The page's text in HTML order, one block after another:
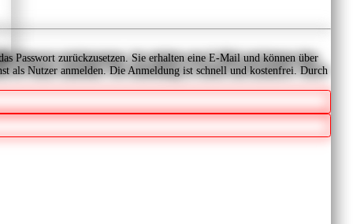
Passwort zurückzusetzen. Sie erhalten eine E-Mail und können über
als Nutzer anmelden. Die Anmeldung ist schnell und kostenfrei. Durch